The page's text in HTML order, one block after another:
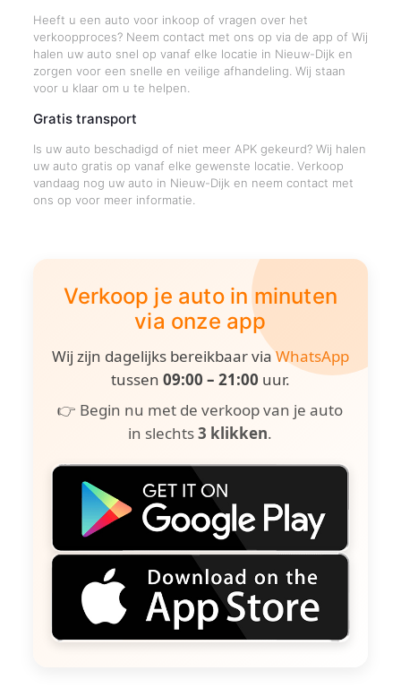
Heeft u een auto voor inkoop of vragen over het
verkoopproces? Neem contact met ons op via de app of Wij
halen uw auto snel op vanaf elke locatie in Nieuw-Dijk en
zorgen voor een snelle en veilige afhandeling. Wij staan
voor u klaar om u te helpen.
Gratis transport
Is uw auto beschadigd of niet meer APK gekeurd? Wij halen
uw auto gratis op vanaf elke gewenste locatie. Verkoop
vandaag nog uw auto in Nieuw-Dijk en neem contact met
ons op voor meer informatie.
Verkoop je auto in minuten
via onze app
Wij zijn dagelijks bereikbaar viaWhatsApp
tussen 09:00 – 21:00 uur.
👉 Begin nu met de verkoop van je auto
in slechts3 klikken.